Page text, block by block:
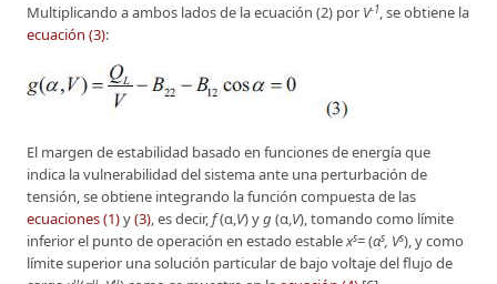
Multiplicando a ambos lados de la ecuación (2) por V-1, se obtiene la
ecuación (3):
El margen de estabilidad basado en funciones de energía que
indica la vulnerabilidad del sistema ante una perturbación de
tensión, se obtiene integrando la función compuesta de las
ecuaciones (1)y(3), es decir,f(α,V) yg (α,V), tomando como límite
inferior el punto de operación en estado establexs= (αs, Vs), y como
límite superior una solución particular de bajo voltaje del flujo de